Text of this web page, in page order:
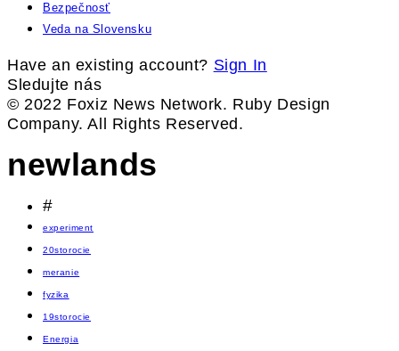
Bezpečnosť
Veda na Slovensku
Have an existing account? Sign In
Sledujte nás
© 2022 Foxiz News Network. Ruby Design
Company. All Rights Reserved.
newlands
#
experiment
20storocie
meranie
fyzika
19storocie
Energia